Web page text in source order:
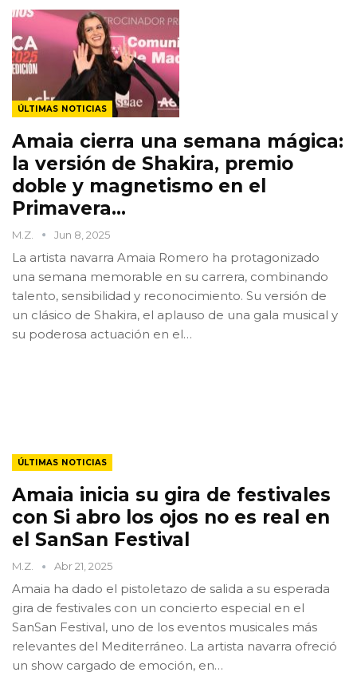
ÚLTIMAS NOTICIAS
Amaia cierra una semana mágica:
la versión de Shakira, premio
doble y magnetismo en el
Primavera…
M.Z. Jun 8, 2025
La artista navarra Amaia Romero ha protagonizado
una semana memorable en su carrera, combinando
talento, sensibilidad y reconocimiento. Su versión de
un clásico de Shakira, el aplauso de una gala musical y
su poderosa actuación en el…
ÚLTIMAS NOTICIAS
Amaia inicia su gira de festivales
con Si abro los ojos no es real en
el SanSan Festival
M.Z. Abr 21, 2025
Amaia ha dado el pistoletazo de salida a su esperada
gira de festivales con un concierto especial en el
SanSan Festival, uno de los eventos musicales más
relevantes del Mediterráneo. La artista navarra ofreció
un show cargado de emoción, en…